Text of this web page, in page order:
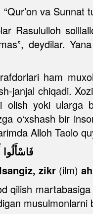
va
Rasululloh
deydilar.
ham
janjal chiqadi.
olish yoki ularga
o‘xshash bir
Alloh Taolo
zikr (ilm)
qilish
musulmonlarni